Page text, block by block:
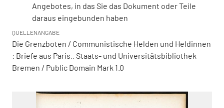
Angebotes, in das Sie das Dokument oder Teile
daraus eingebunden haben
QUELLENANGABE
Die Grenzboten / Communistische Helden und Heldinnen
: Briefe aus Paris.. Staats- und Universitätsbibliothek
Bremen / Public Domain Mark 1.0